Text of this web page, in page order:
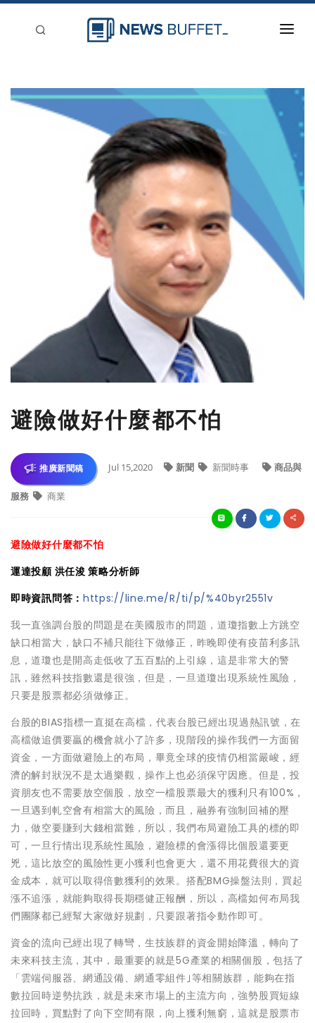
新聞稿分類
避險做好什麼都不怕
推廣新聞稿 Jul 15,2020 新聞 新聞時事 商品與
服務 商業
避險做好什麼都不怕
運達投顧 洪任浚 策略分析師
即時資訊問答： https://line.me/R/ti/p/%40byr2551v
我一直強調台股的問題是在美國股市的問題，道瓊指數上方跳空
缺口相當大，缺口不補只能往下做修正，昨晚即使有疫苗利多訊
息，道瓊也是開高走低收了五百點的上引線，這是非常大的警
訊，雖然科技指數還是很強，但是，一旦道瓊出現系統性風險，
只要是股票都必須做修正。
台股的BIAS指標一直挺在高檔，代表台股已經出現過熱訊號，在
高檔做追價要贏的機會就小了許多，現階段的操作我們一方面留
資金，一方面做避險上的布局，畢竟全球的疫情仍相當嚴峻，經
濟的解封狀況不是太過樂觀，操作上也必須保守因應。但是，投
資朋友也不需要放空個股，放空一檔股票最大的獲利只有100%，
一旦遇到軋空會有相當大的風險，而且，融券有強制回補的壓
力，做空要賺到大錢相當難，所以，我們布局避險工具的標的即
可，一旦行情出現系統性風險，避險標的會漲得比個股還要更
兇，這比放空的風險性更小獲利也會更大，還不用花費很大的資
金成本，就可以取得倍數獲利的效果。搭配BMG操盤法則，買起
漲不追漲，就能夠取得長期穩健正報酬，所以，高檔如何布局我
們團隊都已經幫大家做好規劃，只要跟著指令動作即可。
資金的流向已經出現了轉彎，生技族群的資金開始降溫，轉向了
未來科技主流，其中，最重要的就是5G產業的相關個股，包括了
「雲端伺服器、網通設備、網通零組件｣等相關族群，能夠在指
數拉回時逆勢抗跌，就是未來市場上的主流方向，強勢股買短線
拉回時，買點對了向下空間有限，向上獲利無窮，這就是股票市